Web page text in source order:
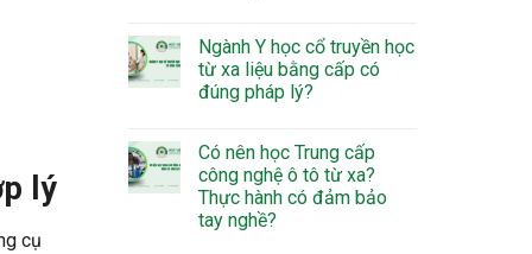
lý
cụ
Ngành Y học cổ truyền học
từ xa liệu bằng cấp có
đúng pháp lý?
Có nên học Trung cấp
công nghệ ô tô từ xa?
Thực hành có đảm bảo
tay nghề?